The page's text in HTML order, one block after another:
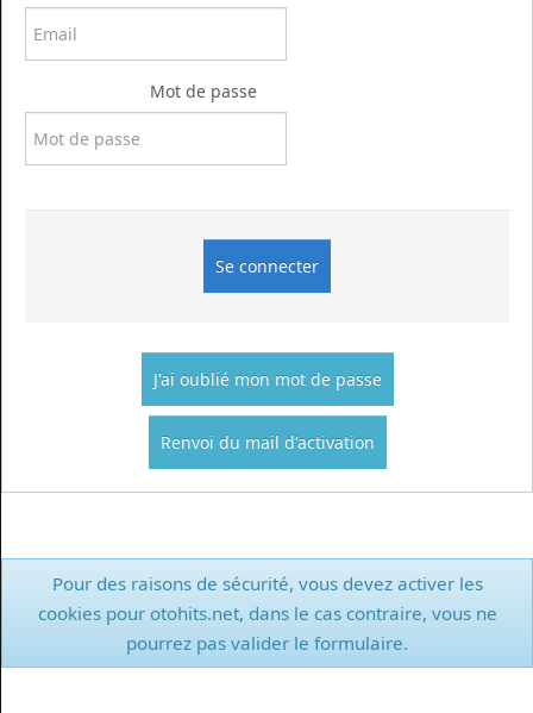
Mot de passe
J'ai oublié mon mot de passe
Renvoi du mail d'activation
Pour des raisons de sécurité, vous devez activer les
cookies pour otohits.net, dans le cas contraire, vous ne
pourrez pas valider le formulaire.